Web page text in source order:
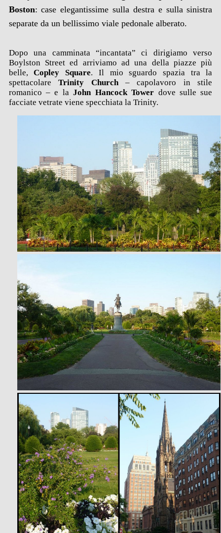
Boston: case elegantissime sulla destra e sulla sinistra
separate da un bellissimo viale pedonale alberato.
Dopo una camminata “incantata” ci dirigiamo verso
Boylston Street ed arriviamo ad una della piazze più
belle,Copley Square. Il mio sguardo spazia tra la
spettacolareTrinity Church– capolavoro in stile
romanico – e laJohn Hancock Tower dove sulle sue
facciate vetrate viene specchiata la Trinity.